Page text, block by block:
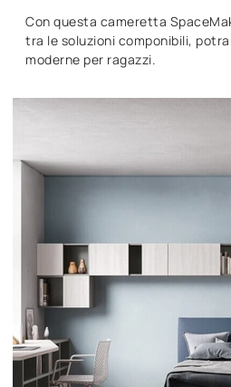
Con questa cameretta
tra le soluzioni componibili,
moderne per ragazzi.